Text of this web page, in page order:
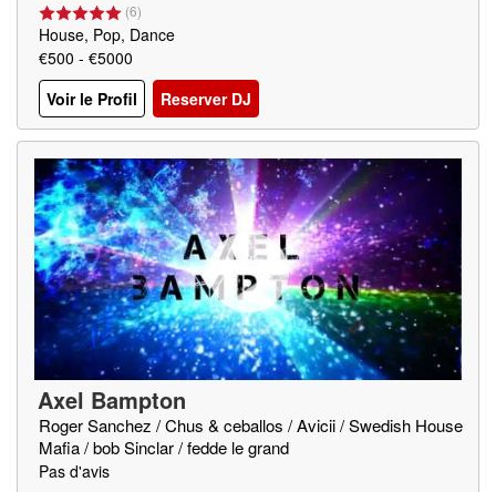
(6)
House, Pop, Dance
€500 - €5000
Voir le Profil
Reserver DJ
Axel Bampton
Roger Sanchez / Chus & ceballos / Avicii / Swedish House
Mafia / bob Sinclar / fedde le grand
Pas d'avis